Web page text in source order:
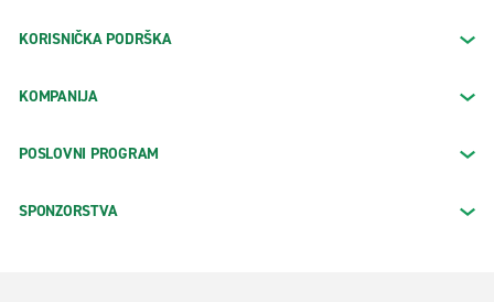
KORISNIČKA PODRŠKA
KOMPANIJA
POSLOVNI PROGRAM
SPONZORSTVA